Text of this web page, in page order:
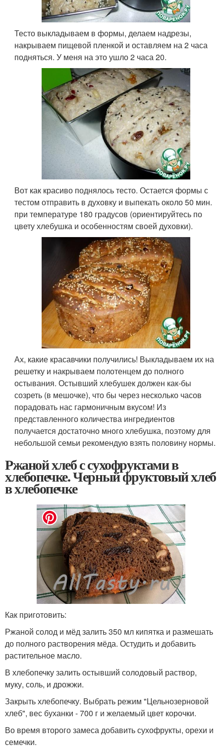
Тесто выкладываем в формы, делаем надрезы,
накрываем пищевой пленкой и оставляем на 2 часа
подняться. У меня на это ушло 2 часа 20.
Вот как красиво поднялось тесто. Остается формы с
тестом отправить в духовку и выпекать около 50 мин.
при температуре 180 градусов (ориентируйтесь по
цвету хлебушка и особенностям своей духовки).
Ах, какие красавчики получились! Выкладываем их на
решетку и накрываем полотенцем до полного
остывания. Остывший хлебушек должен как-бы
созреть (в мешочке), что бы через несколько часов
порадовать нас гармоничным вкусом! Из
представленного количества ингредиентов
получается достаточно много хлебушка, поэтому для
небольшой семьи рекомендую взять половину нормы.
Ржаной хлеб с сухофруктами в
хлебопечке. Черный фруктовый хлеб
в хлебопечке
Как приготовить:
Ржаной солод и мёд залить 350 мл кипятка и размешать
до полного растворения мёда. Остудить и добавить
растительное масло.
В хлебопечку залить остывший солодовый раствор,
муку, соль, и дрожжи.
Закрыть хлебопечку. Выбрать режим "Цельнозерновой
хлеб", вес буханки - 700 г и желаемый цвет корочки.
Во время второго замеса добавить сухофрукты, орехи и
семечки.